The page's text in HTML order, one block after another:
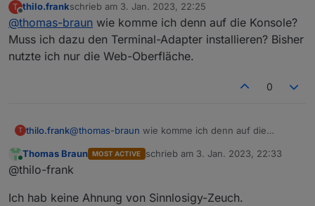
Mein Log hat sich gerade irgenwie geleert,
daher kann ich meine Fehlermeldung hier
nicht komplett gelöscht wurde jedenfalls.
T
Offline
thilo.frankschrieb am 3. Jan. 2023, 22:25
zuletzt editiert von
@thomas-braun wie komme ich denn auf die Konsole?
Muss ich dazu den Terminal-Adapter installieren? Bisher
nutzte ich nur die Web-Oberfläche.
0
T thilo.frank@thomas-braun wie komme ich denn auf die
installieren? Bisher nutzte ich nur die Web-
Oberfläche.
Online
Thomas Braun MOST ACTIVE schrieb am 3. Jan. 2023, 22:33
zuletzt editiert von
@thilo-frank
Ich hab keine Ahnung von Sinnlosigy-Zeuch.